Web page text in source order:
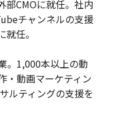
部CMOに就任。社内
チャンネルの支援
任。
。1,000本以上の動
・動画マーケティン
ルティングの支援を